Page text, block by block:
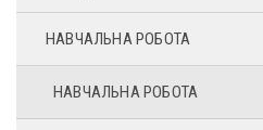
НАВЧАЛЬНА РОБОТА
НАВЧАЛЬНА РОБОТА